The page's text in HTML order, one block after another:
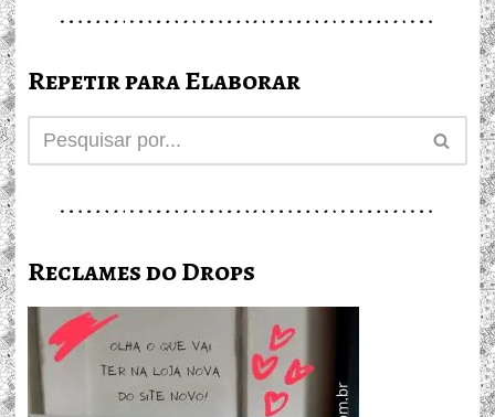
Repetir para Elaborar
Reclames do Drops